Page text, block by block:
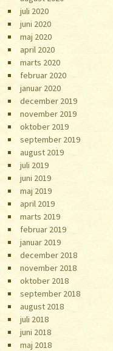
juli 2020
juni 2020
maj 2020
april 2020
marts 2020
februar 2020
januar 2020
december 2019
november 2019
oktober 2019
september 2019
august 2019
juli 2019
juni 2019
maj 2019
april 2019
marts 2019
februar 2019
januar 2019
december 2018
november 2018
oktober 2018
september 2018
august 2018
juli 2018
juni 2018
maj 2018